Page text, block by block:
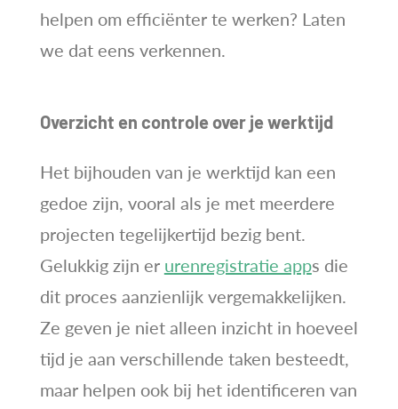
helpen om efficiënter te werken? Laten
we dat eens verkennen.
Overzicht en controle over je werktijd
Het bijhouden van je werktijd kan een
gedoe zijn, vooral als je met meerdere
projecten tegelijkertijd bezig bent.
Gelukkig zijn er urenregistratie apps die
dit proces aanzienlijk vergemakkelijken.
Ze geven je niet alleen inzicht in hoeveel
tijd je aan verschillende taken besteedt,
maar helpen ook bij het identificeren van